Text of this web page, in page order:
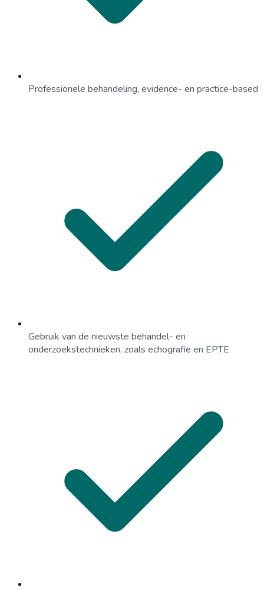
Professionele behandeling, evidence- en practice-based
Gebruik van de nieuwste behandel- en
onderzoekstechnieken, zoals echografie en EPTE